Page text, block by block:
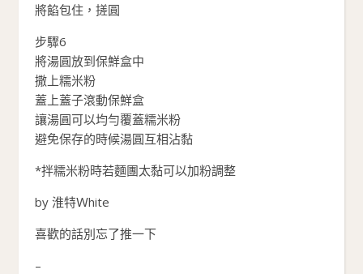
將餡包住，搓圓
步驟6
將湯圓放到保鮮盒中
撒上糯米粉
蓋上蓋子滾動保鮮盒
讓湯圓可以均勻覆蓋糯米粉
避免保存的時候湯圓互相沾黏
*拌糯米粉時若麵團太黏可以加粉調整
by 淮特Ｗhite
喜歡的話別忘了推一下
–